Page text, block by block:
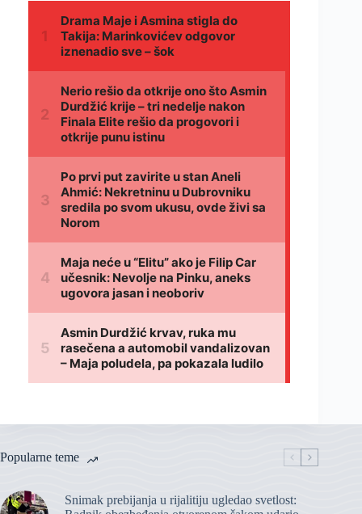
Popularne teme
Snimak prebijanja u rijalitiju ugledao svetlost: